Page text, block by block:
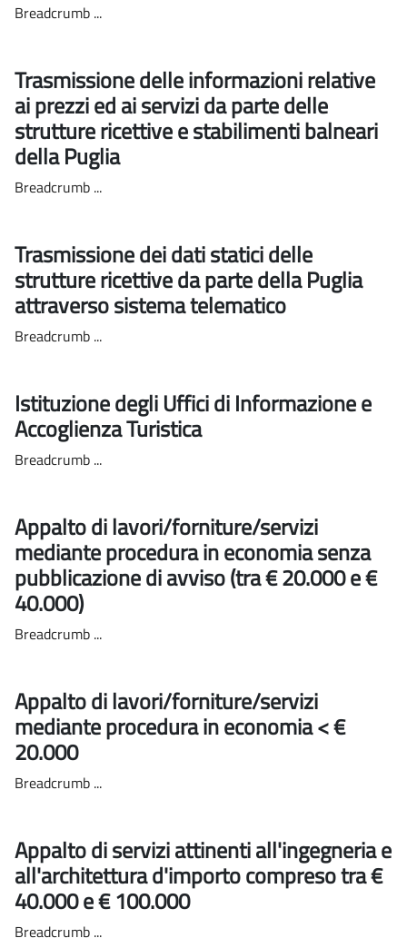
Breadcrumb ...
Trasmissione delle informazioni relative
ai prezzi ed ai servizi da parte delle
strutture ricettive e stabilimenti balneari
della Puglia
Breadcrumb ...
Trasmissione dei dati statici delle
strutture ricettive da parte della Puglia
attraverso sistema telematico
Breadcrumb ...
Istituzione degli Uffici di Informazione e
Accoglienza Turistica
Breadcrumb ...
Appalto di lavori/forniture/servizi
mediante procedura in economia senza
pubblicazione di avviso (tra € 20.000 e €
40.000)
Breadcrumb ...
Appalto di lavori/forniture/servizi
mediante procedura in economia < €
20.000
Breadcrumb ...
Appalto di servizi attinenti all'ingegneria e
all'architettura d'importo compreso tra €
40.000 e € 100.000
Breadcrumb ...